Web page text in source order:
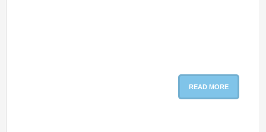
READ MORE